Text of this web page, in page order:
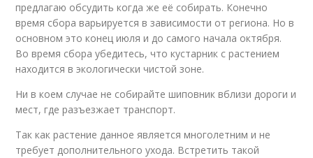
предлагаю обсудить когда же её собирать. Конечно
время сбора варьируется в зависимости от региона. Но в
основном это конец июля и до самого начала октября.
Во время сбора убедитесь, что кустарник с растением
находится в экологически чистой зоне.
Ни в коем случае не собирайте шиповник вблизи дороги и
мест, где разъезжает транспорт.
Так как растение данное является многолетним и не
требует дополнительного ухода. Встретить такой